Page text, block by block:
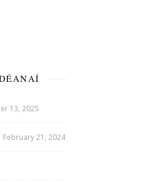
13, 2025
February 21, 2024